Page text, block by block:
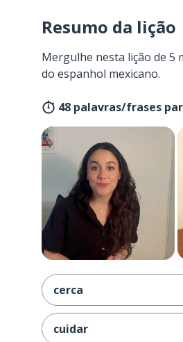
Resumo da lição
Mergulhe nesta lição de 5
do espanhol mexicano.
48 palavras/frases
cerca
cuidar